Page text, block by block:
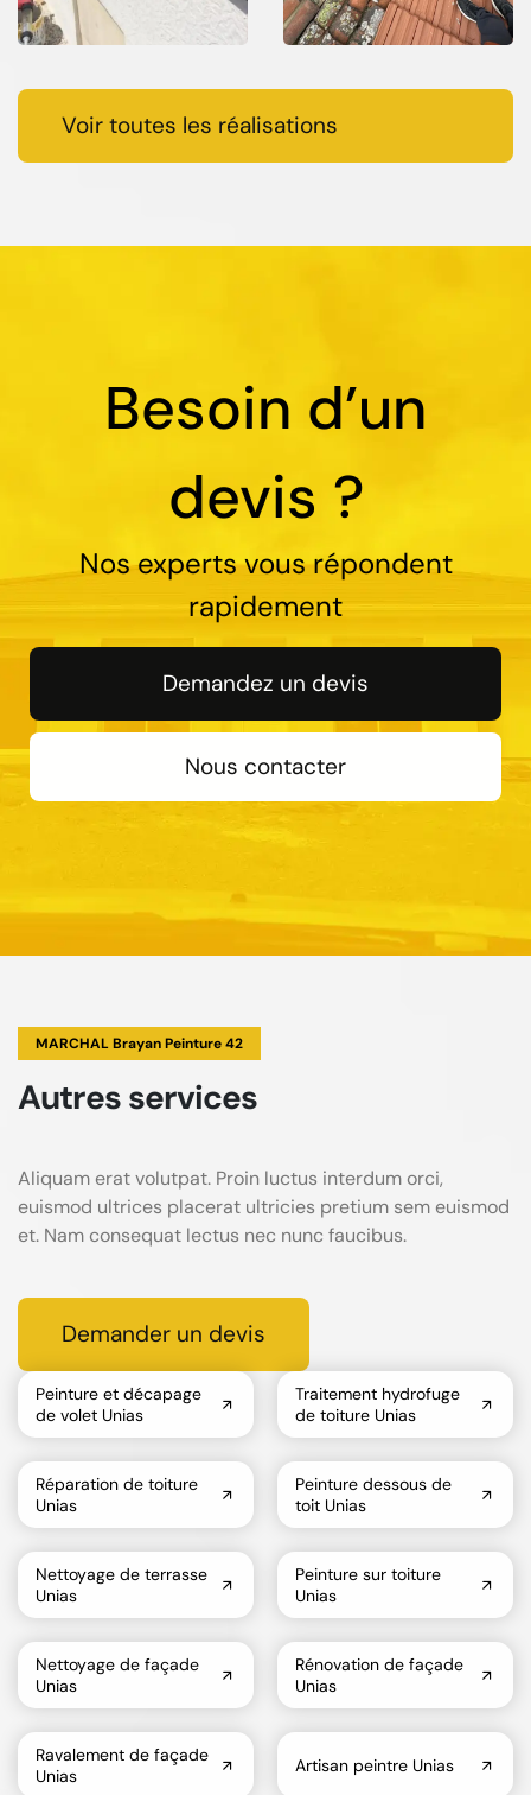
Voir toutes les réalisations
Besoin d’un
devis ?
Nos experts vous répondent
rapidement
Demandez un devis
Nous contacter
MARCHAL Brayan Peinture 42
Autres services
Aliquam erat volutpat. Proin luctus interdum orci,
euismod ultrices placerat ultricies pretium sem euismod
et. Nam consequat lectus nec nunc faucibus.
Demander un devis
Peinture et décapage
de volet Unias
Traitement hydrofuge
de toiture Unias
Réparation de toiture
Unias
Peinture dessous de
toit Unias
Nettoyage de terrasse
Unias
Peinture sur toiture
Unias
Nettoyage de façade
Unias
Rénovation de façade
Unias
Ravalement de façade
Unias
Artisan peintre Unias